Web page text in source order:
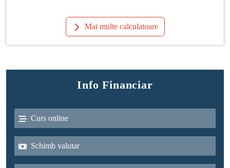
Mai multe calculatoare
Info Financiar
Curs online
Schimb valutar